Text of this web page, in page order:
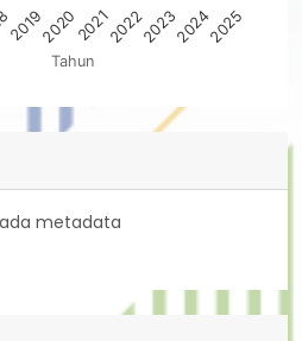
Tahun
2019202020212022202320242025
metadata